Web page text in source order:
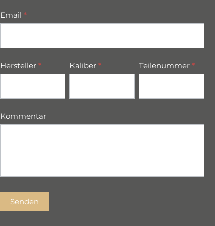
Email *
Hersteller * Kaliber * Teilenummer*
Kommentar
Senden